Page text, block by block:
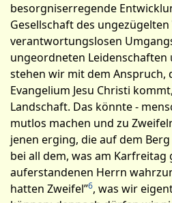
besorgniserregende
Gesellschaft des
verantwortungslosen
ungeordneten Leidenschaften
stehen wir mit dem Anspruch,
Evangelium Jesu Christi
Landschaft. Das könnte -
mutlos machen und zu
jenen erging, die auf dem
bei all dem, was am Karfreitag
auferstandenen Herrn
hatten Zweifel”6­, was wir